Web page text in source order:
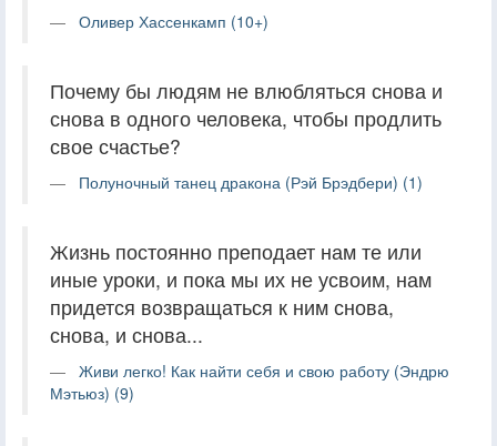
Оливер Хассенкамп (10+)
Почему бы людям не влюбляться снова и
снова в одного человека, чтобы продлить
свое счастье?
Полуночный танец дракона (Рэй Брэдбери) (1)
Жизнь постоянно преподает нам те или
иные уроки, и пока мы их не усвоим, нам
придется возвращаться к ним снова,
снова, и снова...
Живи легко! Как найти себя и свою работу (Эндрю
Мэтьюз) (9)